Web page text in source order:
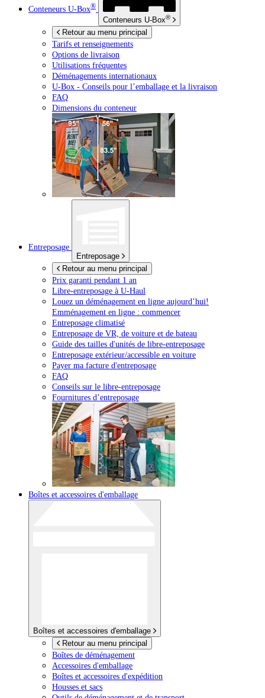
Conteneurs U-Box®
Conteneurs U-Box®
Retour au menu principal
Tarifs et renseignements
Options de livraison
Utilisations fréquentes
Déménagements internationaux
U-Box - Conseils pour l’emballage et la livraison
FAQ
Dimensions du conteneur
Entreposage
Entreposage
Retour au menu principal
Prix garanti pendant 1 an
Libre-entreposage à U-Haul
Louez un déménagement en ligne aujourd’hui!
Emménagement en ligne : commencer
Entreposage climatisé
Entreposage de VR, de voiture et de bateau
Guide des tailles d'unités de libre-entreposage
Entreposage extérieur/accessible en voiture
Payer ma facture d'entreposage
FAQ
Conseils sur le libre-entreposage
Fournitures d’entreposage
Boîtes et accessoires d'emballage
Boîtes et accessoires d'emballage
Retour au menu principal
Boîtes de déménagement
Accessoires d'emballage
Boîtes et accessoires d'expédition
Housses et sacs